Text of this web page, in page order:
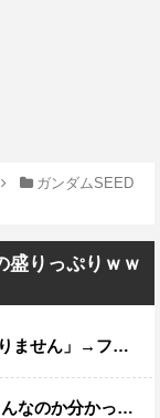
ガンダムSEED
盛りっぷりｗｗ
ァンから心配の声
かってないんだが